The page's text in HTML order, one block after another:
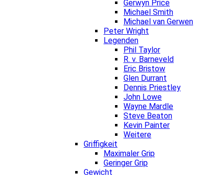
Gerwyn Price
Michael Smith
Michael van Gerwen
Peter Wright
Legenden
Phil Taylor
R. v. Barneveld
Eric Bristow
Glen Durrant
Dennis Priestley
John Lowe
Wayne Mardle
Steve Beaton
Kevin Painter
Weitere
Griffigkeit
Maximaler Grip
Geringer Grip
Gewicht